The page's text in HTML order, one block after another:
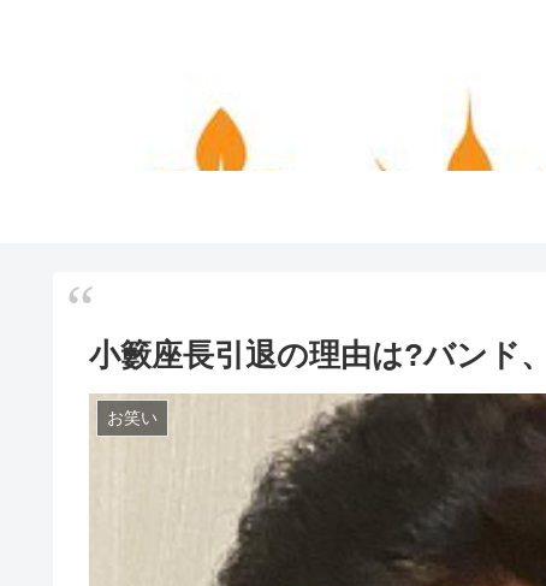
小籔座長引退の理由は?バンド
お笑い